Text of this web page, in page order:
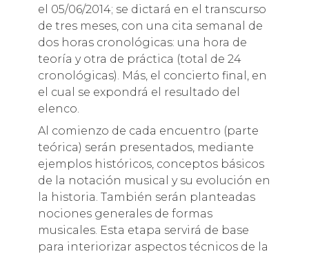
el 05/06/2014; se dictará en el transcurso
de tres meses, con una cita semanal de
dos horas cronológicas: una hora de
teoría y otra de práctica (total de 24
cronológicas). Más, el concierto final, en
el cual se expondrá el resultado del
elenco.
Al comienzo de cada encuentro (parte
teórica) serán presentados, mediante
ejemplos históricos, conceptos básicos
de la notación musical y su evolución en
la historia. También serán planteadas
nociones generales de formas
musicales. Esta etapa servirá de base
para interiorizar aspectos técnicos de la